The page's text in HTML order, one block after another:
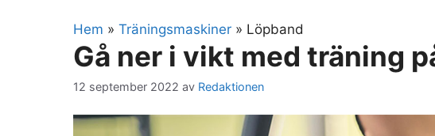
Hem » Träningsmaskiner » Löpband
Gå ner i vikt med träning
12 september 2022 av Redaktionen